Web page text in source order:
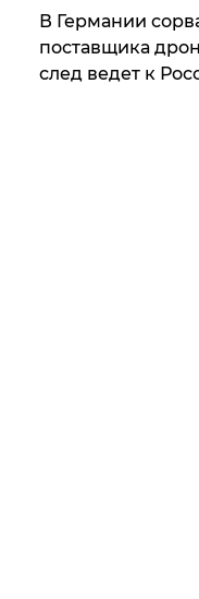
​В Германии
поставщика
след ведет к